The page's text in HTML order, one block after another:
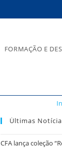
FORMAÇÃO E
Últimas
CFA lança coleção